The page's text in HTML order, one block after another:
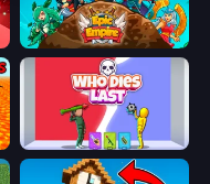
Epic Empire: Tower Defense
Who Dies Last?